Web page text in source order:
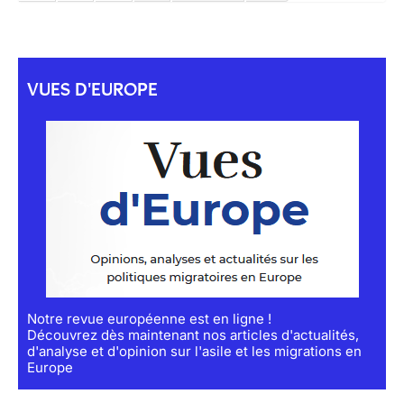
VUES D'EUROPE
Notre revue européenne est en ligne !
Découvrez dès maintenant nos articles d'actualités,
d'analyse et d'opinion sur l'asile et les migrations en
Europe